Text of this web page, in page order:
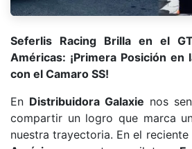
Seferlis Racing Brilla en el
Américas: ¡Primera Posición en
con el Camaro SS!
En Distribuidora Galaxie​ nos
compartir un logro que marca
nuestra trayectoria. En el reciente